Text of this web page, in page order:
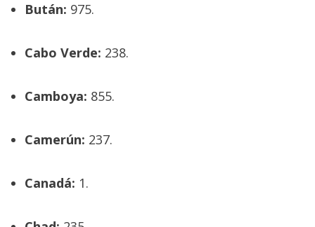
Bután: 975.
Cabo Verde: 238.
Camboya: 855.
Camerún: 237.
Canadá: 1.